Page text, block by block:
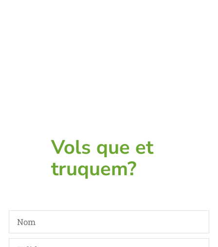
Vols que et
truquem?